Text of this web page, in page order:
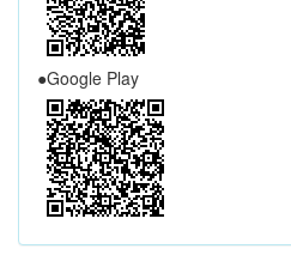
●Google Play